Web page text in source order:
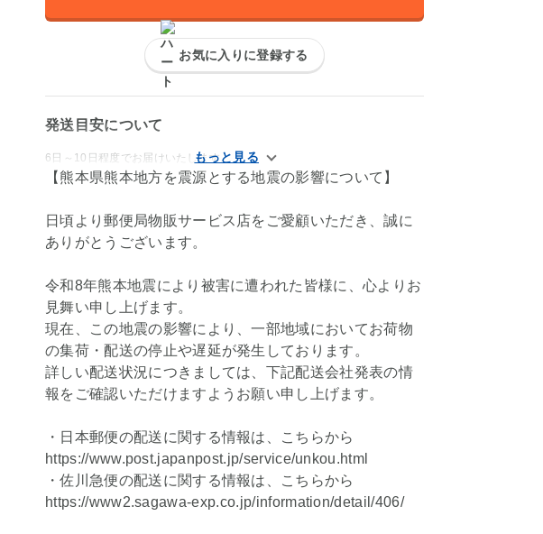
お気に入りに登録する
発送目安について
6日～10日程度でお届けいたします。
【熊本県熊本地方を震源とする地震の影響について】
日頃より郵便局物販サービス店をご愛顧いただき、誠に
ありがとうございます。
令和8年熊本地震により被害に遭われた皆様に、心よりお
見舞い申し上げます。
現在、この地震の影響により、一部地域においてお荷物
の集荷・配送の停止や遅延が発生しております。
詳しい配送状況につきましては、下記配送会社発表の情
報をご確認いただけますようお願い申し上げます。
・日本郵便の配送に関する情報は、こちらから
https://www.post.japanpost.jp/service/unkou.html
・佐川急便の配送に関する情報は、こちらから
https://www2.sagawa-exp.co.jp/information/detail/406/